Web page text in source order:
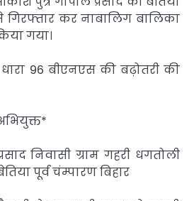
गिरफ्तार कर नाबालिग बालिका
गया।
96 बीएनएस की बढ़ोतरी की
निवासी ग्राम गहरी धगतोली
पूर्व चंम्पारण बिहार